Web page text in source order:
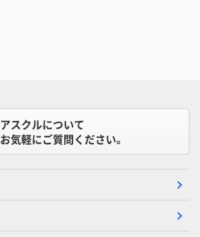
アスクルについて
お気軽にご質問ください。